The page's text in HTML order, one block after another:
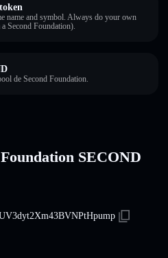
name and symbol. Always do your own
Second Foundation).
de Second Foundation.
SECOND